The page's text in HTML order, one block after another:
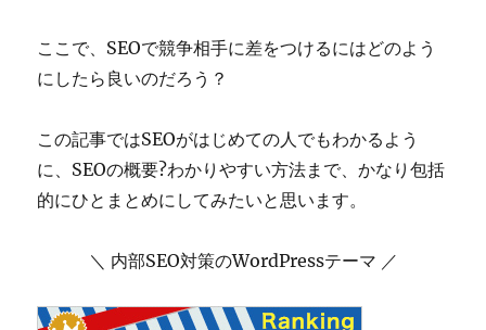
ここで、SEOで競争相手に差をつけるにはどのよう
にしたら良いのだろう？
この記事ではSEOがはじめての人でもわかるよう
に、SEOの概要?わかりやすい方法まで、かなり包括
的にひとまとめにしてみたいと思います。
＼ 内部SEO対策のWordPressテーマ ／